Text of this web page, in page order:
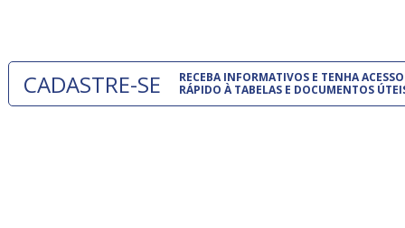
CADASTRE-SE
RECEBA INFORMATIVOS E TENHA ACESSO
RÁPIDO À TABELAS E DOCUMENTOS